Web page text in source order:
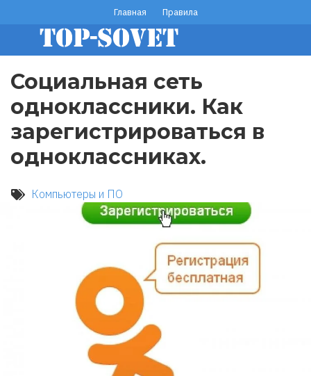
основному
содержанию
footer
menu
Главная Правила
Социальная сеть
одноклассники. Как
зарегистрироваться в
одноклассниках.
Компьютеры и ПО